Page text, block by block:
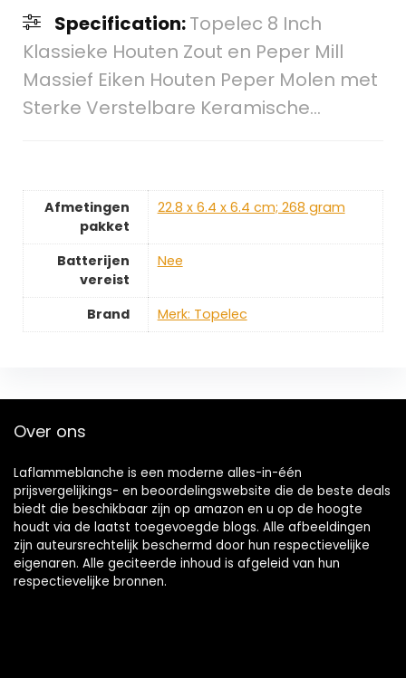
Specification:Topelec 8 Inch
Klassieke Houten Zout en Peper Mill
Massief Eiken Houten Peper Molen met
Sterke Verstelbare Keramische…
Afmetingen
pakket
‎22.8 x 6.4 x 6.4 cm; 268 gram
Batterijen
vereist
‎Nee
Brand Merk: Topelec
Over ons
Laflammeblanche is een moderne alles-in-één
prijsvergelijkings- en beoordelingswebsite die de beste deals
biedt die beschikbaar zijn op amazon en u op de hoogte
houdt via de laatst toegevoegde blogs. Alle afbeeldingen
zijn auteursrechtelijk beschermd door hun respectievelijke
eigenaren. Alle geciteerde inhoud is afgeleid van hun
respectievelijke bronnen.